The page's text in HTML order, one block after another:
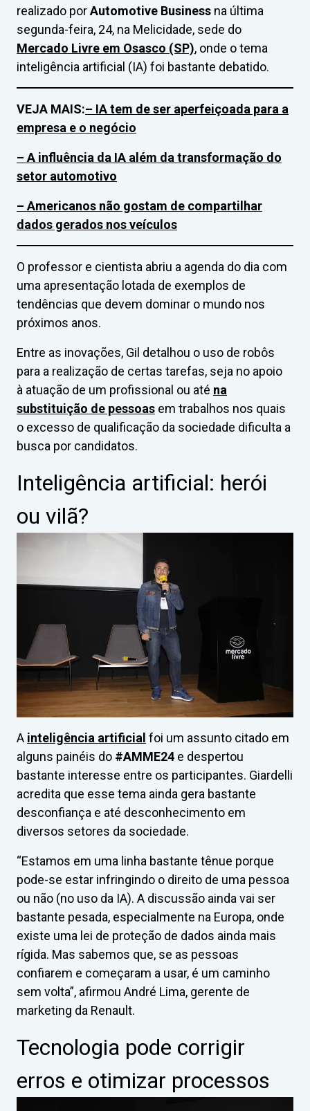
realizado porAutomotive Business na última
segunda-feira, 24, na Melicidade, sede do
Mercado Livre em Osasco (SP), onde o tema
inteligência artificial (IA) foi bastante debatido.
VEJA MAIS:– IA tem de ser aperfeiçoada para a
empresa e o negócio
– A influência da IA além da transformação do
setor automotivo
– Americanos não gostam de compartilhar
dados gerados nos veículos
O professor e cientista abriu a agenda do dia com
uma apresentação lotada de exemplos de
tendências que devem dominar o mundo nos
próximos anos.
Entre as inovações, Gil detalhou o uso de robôs
para a realização de certas tarefas, seja no apoio
à atuação de um profissional ou até na
substituição de pessoas em trabalhos nos quais
o excesso de qualificação da sociedade dificulta a
busca por candidatos.
Inteligência artificial: herói
ou vilã?
A inteligência artificial foi um assunto citado em
alguns painéis do #AMME24 e despertou
bastante interesse entre os participantes. Giardelli
acredita que esse tema ainda gera bastante
desconfiança e até desconhecimento em
diversos setores da sociedade.
“Estamos em uma linha bastante tênue porque
pode-se estar infringindo o direito de uma pessoa
ou não (no uso da IA). A discussão ainda vai ser
bastante pesada, especialmente na Europa, onde
existe uma lei de proteção de dados ainda mais
rígida. Mas sabemos que, se as pessoas
confiarem e começaram a usar, é um caminho
sem volta”, afirmou André Lima, gerente de
marketing da Renault.
Tecnologia pode corrigir
erros e otimizar processos